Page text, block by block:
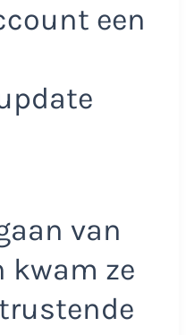
een
van
kwam ze